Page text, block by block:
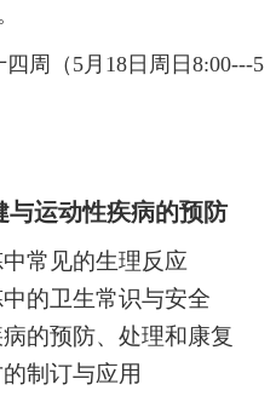
周（5 月18日周日8:00---5
与运动性疾病的预防
常见的生理反应
的卫生常识与安全
的预防、处理和康复
制订与应用